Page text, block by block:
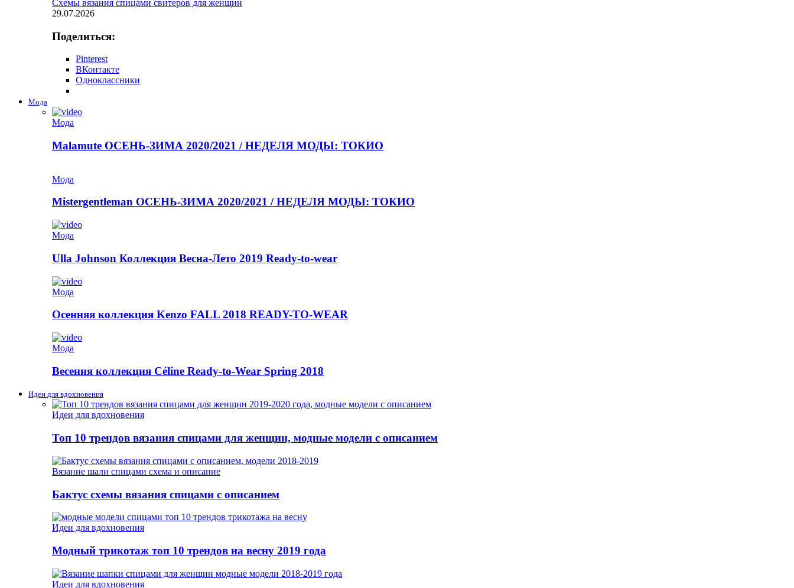
Схемы вязания спицами свитеров для женщин
29.07.2026
Поделиться:
Pinterest
ВКонтакте
Одноклассники
Мода
Мода
Malamute ОСЕНЬ-ЗИМА 2020/2021 / НЕДЕЛЯ МОДЫ: ТОКИО
Мода
Mistergentleman ОСЕНЬ-ЗИМА 2020/2021 / НЕДЕЛЯ МОДЫ: ТОКИО
Мода
Ulla Johnson Коллекция Весна-Лето 2019 Ready-to-wear
Мода
Осенняя коллекция Kenzo FALL 2018 READY-TO-WEAR
Мода
Весення коллекция Céline Ready-to-Wear Spring 2018
Идеи для вдохновения
Идеи для вдохновения
Топ 10 трендов вязания спицами для женщин, модные модели с описанием
Вязание шали спицами схема и описание
Бактус схемы вязания спицами с описанием
Идеи для вдохновения
Модный трикотаж топ 10 трендов на весну 2019 года
Идеи для вдохновения